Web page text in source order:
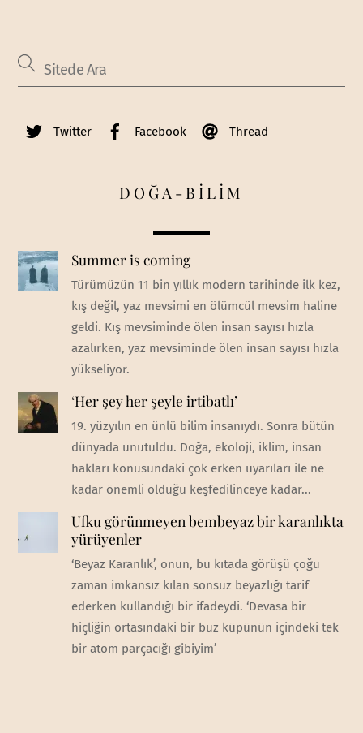
Twitter Facebook Thread
DOĞA-BİLİM
Summer is coming
Türümüzün 11 bin yıllık modern tarihinde ilk kez,
kış değil, yaz mevsimi en ölümcül mevsim haline
geldi. Kış mevsiminde ölen insan sayısı hızla
azalırken, yaz mevsiminde ölen insan sayısı hızla
yükseliyor.
‘Her şey her şeyle irtibatlı’
19. yüzyılın en ünlü bilim insanıydı. Sonra bütün
dünyada unutuldu. Doğa, ekoloji, iklim, insan
hakları konusundaki çok erken uyarıları ile ne
kadar önemli olduğu keşfedilinceye kadar...
Ufku görünmeyen bembeyaz bir karanlıkta
yürüyenler
‘Beyaz Karanlık’, onun, bu kıtada görüşü çoğu
zaman imkansız kılan sonsuz beyazlığı tarif
ederken kullandığı bir ifadeydi. ‘Devasa bir
hiçliğin ortasındaki bir buz küpünün içindeki tek
bir atom parçacığı gibiyim’